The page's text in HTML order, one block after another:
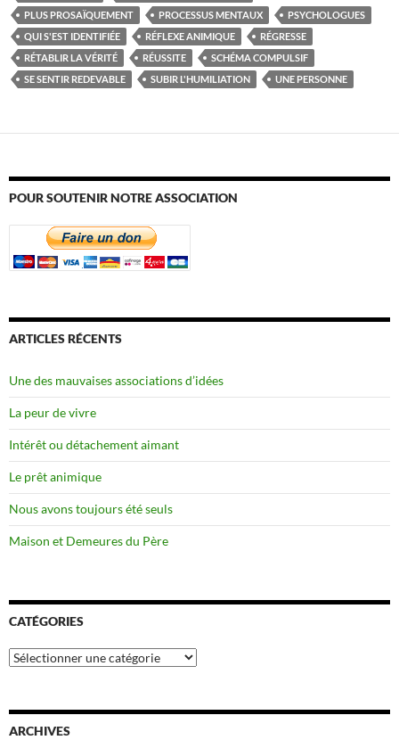
PLUS PROSAÏQUEMENT
PROCESSUS MENTAUX
PSYCHOLOGUES
QUI S'EST IDENTIFIÉE
RÉFLEXE ANIMIQUE
RÉGRESSE
RÉTABLIR LA VÉRITÉ
RÉUSSITE
SCHÉMA COMPULSIF
SE SENTIR REDEVABLE
SUBIR L'HUMILIATION UNE PERSONNE
POUR SOUTENIR NOTRE ASSOCIATION
ARTICLES RÉCENTS
Une des mauvaises associations d’idées
La peur de vivre
Intérêt ou détachement aimant
Le prêt animique
Nous avons toujours été seuls
Maison et Demeures du Père
CATÉGORIES
Catégories
ARCHIVES